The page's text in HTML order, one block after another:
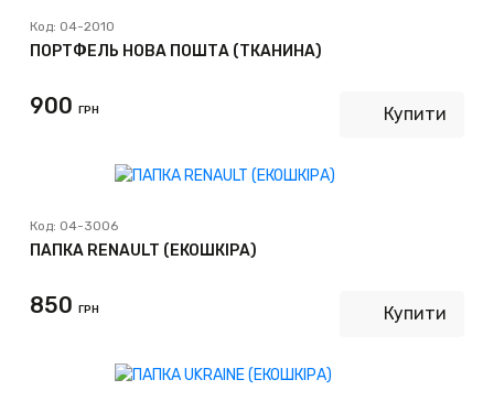
Код: 04-2010
ПОРТФЕЛЬ НОВА ПОШТА (ТКАНИНА)
900 ГРН Купити
Код: 04-3006
ПАПКА RENAULT (ЕКОШКІРА)
850 ГРН Купити